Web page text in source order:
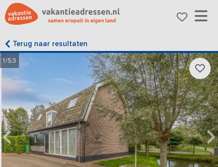
Terug naar resultaten
1/53